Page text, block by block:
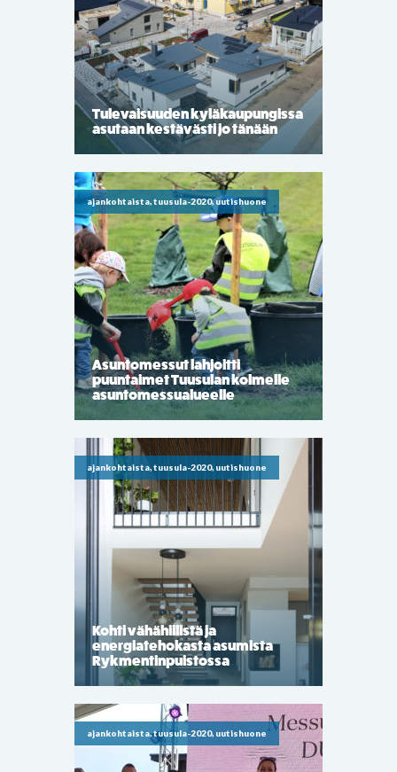
Tulevaisuuden kyläkaupungissa
asutaan kestävästi jo tänään
ajankohtaista, tuusula-2020, uutishuone
Asuntomessut lahjoitti
puuntaimet Tuusulan kolmelle
asuntomessualueelle
ajankohtaista, tuusula-2020, uutishuone
Kohti vähähiilistä ja
energiatehokasta asumista
Rykmentinpuistossa
ajankohtaista, tuusula-2020, uutishuone